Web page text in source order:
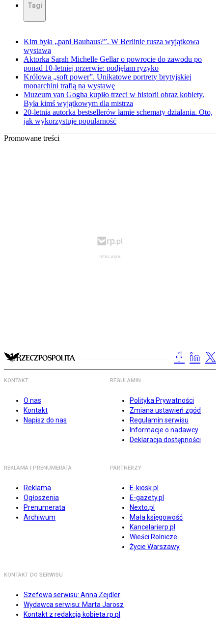
Tagi
Kim była „pani Bauhaus?”. W Berlinie rusza wyjątkowa
wystawa
Aktorka Sarah Michelle Gellar o powrocie do zawodu po
ponad 10-letniej przerwie: podjęłam ryzyko
Królowa „soft power”. Unikatowe portrety brytyjskiej
monarchini trafią na wystawę
Muzeum van Gogha kupiło trzeci w historii obraz kobiety.
Była kimś wyjątkowym dla mistrza
20-letnia autorka bestsellerów łamie schematy działania. Oto,
jak wykorzystuje popularność
Promowane treści
KONTAKT
O nas
Kontakt
Napisz do nas
REGULAMIN
Polityka Prywatności
Zmiana ustawień zgód
Regulamin serwisu
Informacje o nadawcy
Deklaracja dostępności
REKLAMA I PRENUMERATA
Reklama
Ogłoszenia
Prenumerata
Archiwum
PARTNERZY
E-kiosk.pl
E-gazety.pl
Nexto.pl
Mała księgowość
Kancelarierp.pl
Wieści Rolnicze
Życie Warszawy
KONTAKT DO SERWISU
Szefowa serwisu: Anna Zejdler
Wydawca serwisu: Marta Jarosz
Kontakt z redakcją kobieta.rp.pl